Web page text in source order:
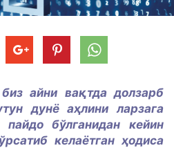
айни вақтда долзарб
дунё аҳлини ларзага
пайдо бўлганидан кейин
келаётган ҳодиса